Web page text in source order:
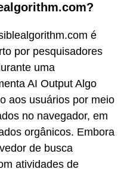
é
por pesquisadores
uma
AI Output Algo
aos usuários por meio
no navegador, em
orgânicos. Embora
de busca
atividades de